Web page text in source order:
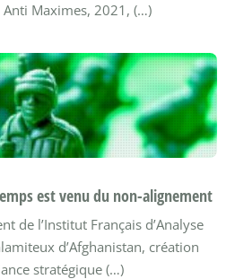
Maximes, 2021, (…)
est venu du non-alignement
de l’Institut Français d’Analyse
d’Afghanistan, création
stratégique (…)